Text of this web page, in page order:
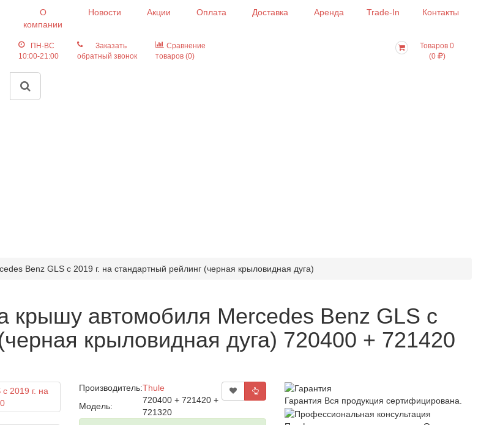
О
компании
Новости Акции Оплата Доставка Аренда Trade-In Контакты
ПН-ВС
10:00-21:00
Заказать
обратный звонок
Сравнение
товаров (0)
Товаров 0
(0
)
Benz GLS с 2019 г. на стандартный рейлинг (черная крыловидная дуга)
крышу автомобиля Mercedes Benz GLS с
крыловидная дуга) 720400 + 721420
Производитель:Thule
Модель:
720400 + 721420 +
721320
Гарантия Вся продукция сертифицирована.